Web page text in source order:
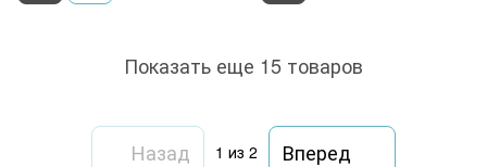
Показать еще 15 товаров
Назад 1 из 2 Вперед